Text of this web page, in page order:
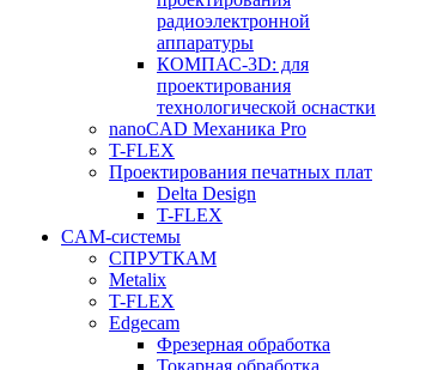
радиоэлектронной
аппаратуры
КОМПАС-3D: для
проектирования
технологической оснастки
nanoCAD Механика Pro
T-FLEX
Проектирования печатных плат
Delta Design
T-FLEX
CAM-системы
СПРУТКAM
Metalix
T-FLEX
Edgecam
Фрезерная обработка
Токарная обработка